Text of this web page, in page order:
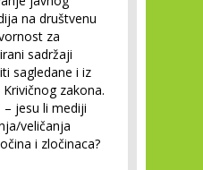
na društvenu
za
sadržaji
sagledane i iz
zakona.
jesu li mediji
veličanja
i zločinaca?